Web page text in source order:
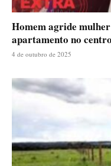
Homem agride
apartamento no
4 de outubro de 2025